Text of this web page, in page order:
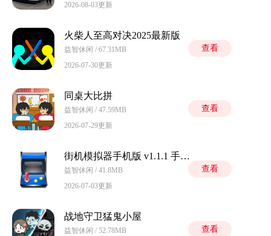
2026-08-03更新
火柴人至高对决2025最新版
益智休闲 / 67.31MB
2026-07-30更新
查看
同桌大比拼
益智休闲 / 47.59MB
2026-07-29更新
查看
街机模拟器手机版 v1.1.1 手机版
益智休闲 / 41.8MB
2026-07-03更新
查看
战地守卫猛鬼小屋
益智休闲 / 52.78MB
查看